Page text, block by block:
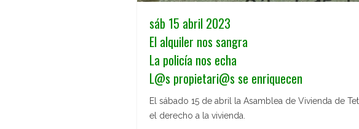
sáb 15 abril 2023
El alquiler nos sangra
La policía nos echa
L@s propietari@s se enriquecen
El sábado 15 de abril la Asamblea de Vivienda de
el derecho a la vivienda.